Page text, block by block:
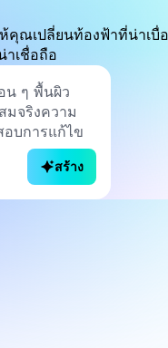
ณเปลี่ยนท้องฟ้าที่น่าเบื่อ
เชื่อถือ
สร้าง